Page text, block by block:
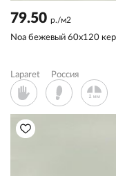
79.50 р./м2
Noa бежевый 60x120
Laparet Россия